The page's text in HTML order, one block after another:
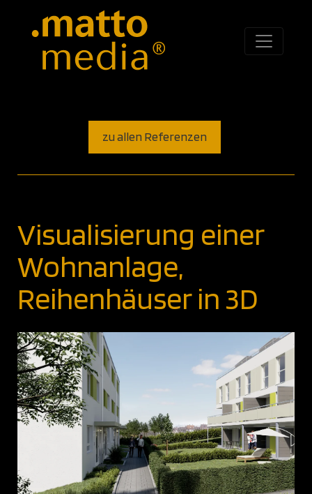
zu allen Referenzen
Visualisierung einer
Wohnanlage,
Reihenhäuser in 3D